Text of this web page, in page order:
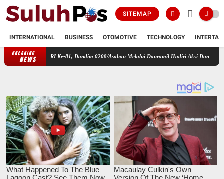
SITEMAP
INTERNATIONAL BUSINESS OTOMOTIVE TECHNOLOGY
BREAKING
NEWS
HUT RI Ke-81, Dandim 0208/Asahan Melalui Danramil Hadiri Aksi Donor Darah di Kantor